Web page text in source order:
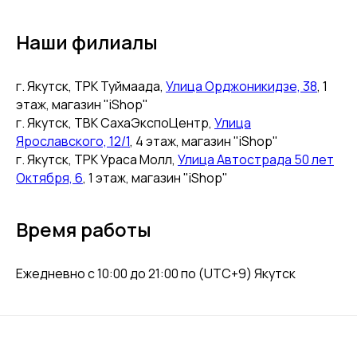
Наши филиалы
г. Якутск, ТРК Туймаада, ​ Улица Орджоникидзе, 38​, 1
этаж, магазин "iShop"
г. Якутск, ТВК СахаЭкспоЦентр, ​ Улица
Ярославского, 12/1​, 4 этаж, магазин "iShop"
г. Якутск, ​ТРК Ураса Молл, ​ Улица Автострада 50 лет
Октября, 6, 1 этаж, магазин "iShop"
Время работы
Ежедневно с 10:00 до 21:00 по (UTC+9) Якутск